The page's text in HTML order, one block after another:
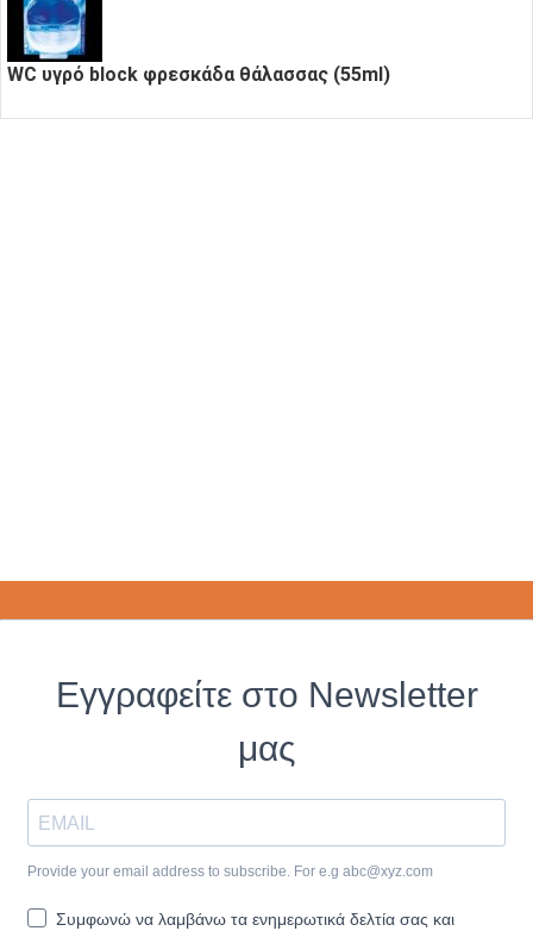
WC υγρό block φρεσκάδα θάλασσας (55ml)
Εγγραφείτε στο Newsletter
μας
Provide your email address to subscribe. For e.g abc@xyz.com
Συμφωνώ να λαμβάνω τα ενημερωτικά δελτία σας και